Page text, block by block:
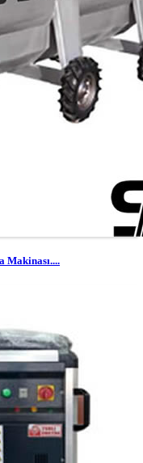
Makinası....